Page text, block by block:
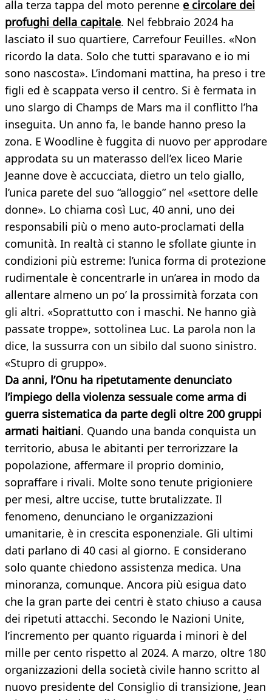
alla terza tappa del moto perenne e circolare dei
profughi della capitale. Nel febbraio 2024 ha
lasciato il suo quartiere, Carrefour Feuilles. «Non
ricordo la data. Solo che tutti sparavano e io mi
sono nascosta». L’indomani mattina, ha preso i tre
figli ed è scappata verso il centro. Si è fermata in
uno slargo di Champs de Mars ma il conflitto l’ha
inseguita. Un anno fa, le bande hanno preso la
zona. E Woodline è fuggita di nuovo per approdare
approdata su un materasso dell’ex liceo Marie
Jeanne dove è accucciata, dietro un telo giallo,
l’unica parete del suo “alloggio” nel «settore delle
donne». Lo chiama così Luc, 40 anni, uno dei
responsabili più o meno auto-proclamati della
comunità. In realtà ci stanno le sfollate giunte in
condizioni più estreme: l’unica forma di protezione
rudimentale è concentrarle in un’area in modo da
allentare almeno un po’ la prossimità forzata con
gli altri. «Soprattutto con i maschi. Ne hanno già
passate troppe», sottolinea Luc. La parola non la
dice, la sussurra con un sibilo dal suono sinistro.
«Stupro di gruppo».
Da anni, l’Onu ha ripetutamente denunciato
l’impiego della violenza sessuale come arma di
guerra sistematica da parte degli oltre 200 gruppi
armati haitiani. Quando una banda conquista un
territorio, abusa le abitanti per terrorizzare la
popolazione, affermare il proprio dominio,
sopraffare i rivali. Molte sono tenute prigioniere
per mesi, altre uccise, tutte brutalizzate. Il
fenomeno, denunciano le organizzazioni
umanitarie, è in crescita esponenziale. Gli ultimi
dati parlano di 40 casi al giorno. E considerano
solo quante chiedono assistenza medica. Una
minoranza, comunque. Ancora più esigua dato
che la gran parte dei centri è stato chiuso a causa
dei ripetuti attacchi. Secondo le Nazioni Unite,
l’incremento per quanto riguarda i minori è del
mille per cento rispetto al 2024. A marzo, oltre 180
organizzazioni della società civile hanno scritto al
nuovo presidente del Consiglio di transizione, Jean